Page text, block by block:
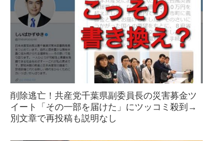
削除逃亡！共産党千葉県副委員長の災害募金ツ
イート「その一部を届けた」にツッコミ殺到→
別文章で再投稿も説明なし